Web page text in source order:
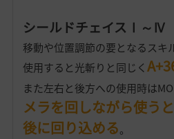
シールドチェイスⅠ～Ⅳ
移動や位置調節の要となるスキ
使用すると光斬りと同じく
また左右と後方への使用時は
メラを回しながら使う
後に回り込める。